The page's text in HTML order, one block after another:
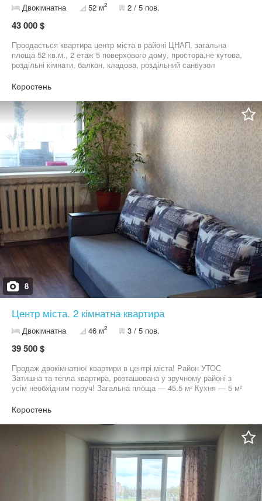
Двокімнатна 52 м2 2 / 5 пов.
43 000 $
Проодається квартира центр міста в районі ЦНАП, загальна
площа 52 кв.м., 2 етаж 5 поверхового дому, простора,не кутова,
роздільні кімнати, балкон, кладова, роздільний санвузол
Коростень
8
Центр міста. 2 кімнатна квартира
Двокімнатна 46 м2 3 / 5 пов.
39 500 $
Продаж двокімнатної квартири в центрі міста! Район УТОС
Затишна та тепла квартира, розташована у зручному районі з
усім необхідним поруч! Загальна площа — 45.5 м² Кухня — 5 м²
Засклений балкон Металопластикові вікна Комфортна квартира
для проживання або вигідної інвестиції. Поруч магазини, школа,
садочок, зупинки транспорту — все в пішій доступності. Більше
фото надам в приватні Ціна: 39 500 $ 09*********03 09*********81
Коростень